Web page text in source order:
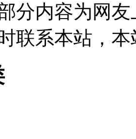
分内容为网
联系本站，